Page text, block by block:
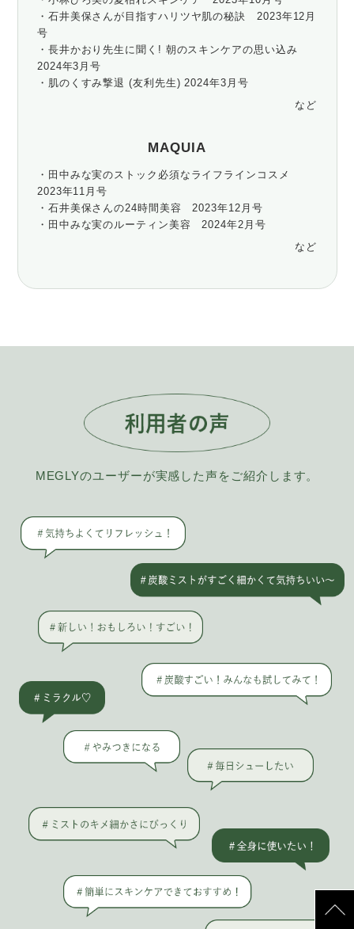
・石井美保さんが目指すハリツヤ肌の秘訣 2023年12月
号
・長井かおり先生に聞く! 朝のスキンケアの思い込み
2024年3月号
・肌のくすみ撃退 (友利先生) 2024年3月号
など
MAQUIA
・田中みな実のストック必須なライフラインコスメ
2023年11月号
・石井美保さんの24時間美容 2023年12月号
・田中みな実のルーティン美容 2024年2月号
など
MEGLYのユーザーが実感した声をご紹介します。